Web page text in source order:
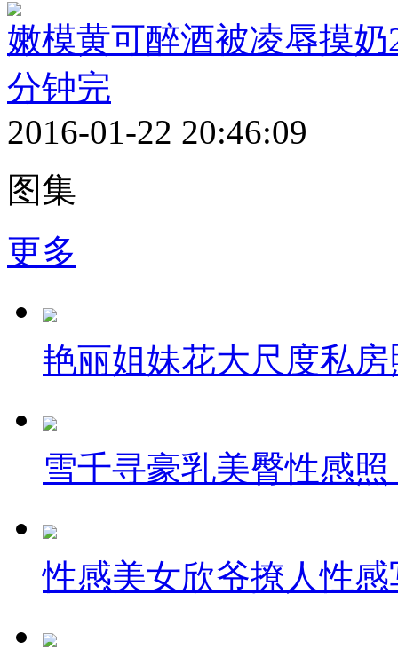
嫩模黄可醉酒被凌辱摸
分钟完
2016-01-22 20:46:09
图集
更多
艳丽姐妹花大尺度私
雪千寻豪乳美臀性感
性感美女欣爷撩人性